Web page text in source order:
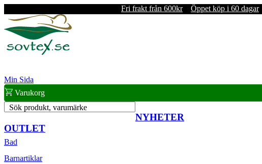
Fri frakt från 600kr Öppet köp i 60 dagar
Min Sida
Varukorg
Sök produkt, varumärke
NYHETER
OUTLET
Bad
Barnartiklar